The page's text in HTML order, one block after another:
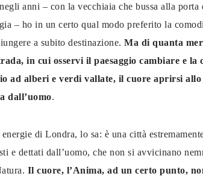
anni – con la vecchiaia che bussa alla porta
– ho in un certo qual modo preferito la
a subito destinazione.Ma di quanta
in cui osservi il paesaggio cambiare e
ad alberi e verdi vallate, il cuore aprirsi allo
dall’uomo.
di Londra, lo sa: è una città
e dettati dall’uomo, che non si avvicinano
Il cuore, l’Anima, ad un certo punto,